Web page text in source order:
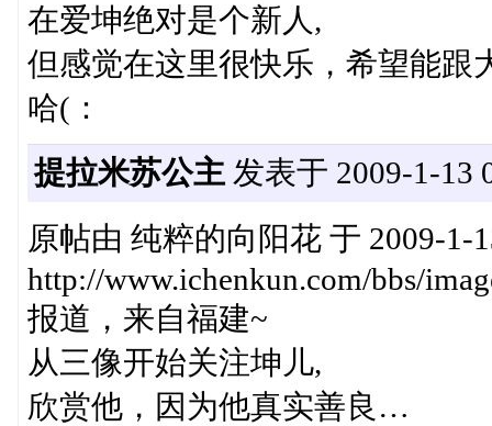
在爱坤绝对是个新人,
但感觉在这里很快乐，希望能跟
哈(：
提拉米苏公主发表于 2009-1-13
原帖由 纯粹的向阳花 于 2009-1-
http://www.ichenkun.com/bbs/
报道，来自福建~
从三像开始关注坤儿,
欣赏他，因为他真实善良…